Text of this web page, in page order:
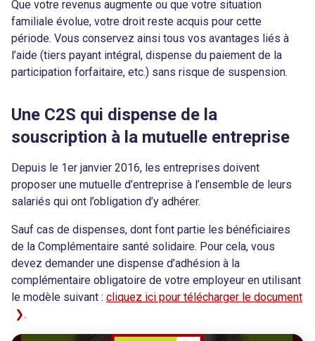
Que votre revenus augmente ou que votre situation
familiale évolue, votre droit reste acquis pour cette
période. Vous conservez ainsi tous vos avantages liés à
l’aide (tiers payant intégral, dispense du paiement de la
participation forfaitaire, etc.) sans risque de suspension.
Une C2S qui dispense de la
souscription à la mutuelle entreprise
Depuis le 1er janvier 2016, les entreprises doivent
proposer une mutuelle d’entreprise à l’ensemble de leurs
salariés qui ont l’obligation d’y adhérer.
Sauf cas de dispenses, dont font partie les bénéficiaires
de la Complémentaire santé solidaire. Pour cela, vous
devez demander une dispense d’adhésion à la
complémentaire obligatoire de votre employeur en utilisant
le modèle suivant : cliquez ici pour télécharger le document
.